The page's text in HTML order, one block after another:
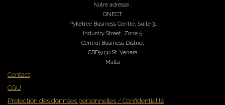
Notre adresse :
ONECT
Pyketree Business Centre, Suite 3,
Industry Street, Zone 5
Central Business District
CBD5030 St. Venera
Malta
Contact
CGU
Protection des données personnelles / Confidentialité